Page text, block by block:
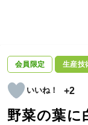
会員限定 生産技
+2
野菜の葉